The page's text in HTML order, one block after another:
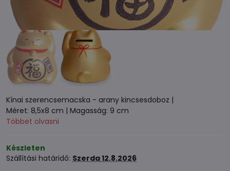
Kínai szerencsemacska - arany kincsesdoboz |
Méret: 8,5x8 cm | Magasság: 9 cm
Többet olvasni
Készleten
Szállítási határidő: Szerda12.8.2026